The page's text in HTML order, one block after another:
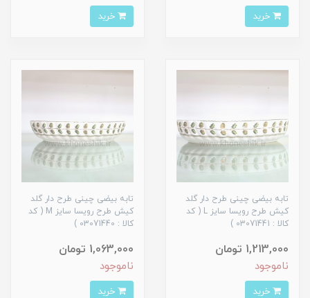
تابه بیضی چینی طرح دار گلد
کیش طرح رویسا سایز L ( کد
کالا : 03071441 )
1,213,000 تومان
ناموجود
تابه بیضی چینی طرح دار گلد
کیش طرح رویسا سایز M ( کد
کالا : 03071440 )
1,063,000 تومان
ناموجود